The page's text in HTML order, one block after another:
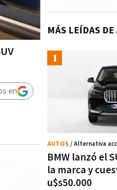
en
MÁS LEÍDAS DE
BMW lanzó el
la marca y
u$s50.000
AUTOS / Alternativa